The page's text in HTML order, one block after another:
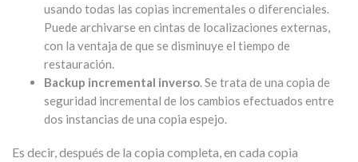
usando todas las copias incrementales o diferenciales.
Puede archivarse en cintas de localizaciones externas,
con la ventaja de que se disminuye el tiempo de
restauración.
Backup incremental inverso. Se trata de una copia de
seguridad incremental de los cambios efectuados entre
dos instancias de una copia espejo.
Es decir, después de la copia completa, en cada copia